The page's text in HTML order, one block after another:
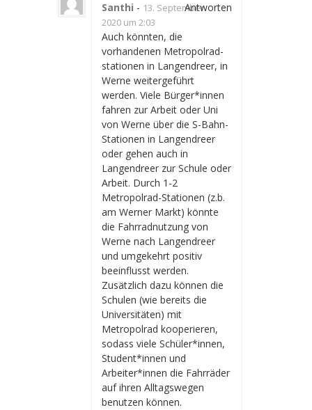
Santhi - 13. September
2020 um 2:03
Auch könnten, die
vorhandenen Metropolrad-
stationen in Langendreer, in
Werne weitergeführt
werden. Viele Bürger*innen
fahren zur Arbeit oder Uni
von Werne über die S-Bahn-
Stationen in Langendreer
oder gehen auch in
Langendreer zur Schule oder
Arbeit. Durch 1-2
Metropolrad-Stationen (z.b.
am Werner Markt) könnte
die Fahrradnutzung von
Werne nach Langendreer
und umgekehrt positiv
beeinflusst werden.
Zusätzlich dazu können die
Schulen (wie bereits die
Universitäten) mit
Metropolrad kooperieren,
sodass viele Schüler*innen,
Student*innen und
Arbeiter*innen die Fahrräder
auf ihren Alltagswegen
benutzen können.
Antworten